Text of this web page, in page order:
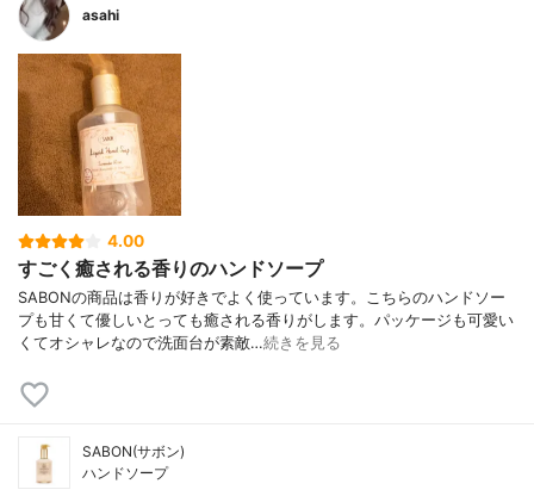
asahi
4.00
すごく癒される香りのハンドソープ
SABONの商品は香りが好きでよく使っています。こちらのハンドソー
プも甘くて優しいとっても癒される香りがします。パッケージも可愛い
くてオシャレなので洗面台が素敵…続きを見る
SABON(サボン)
ハンドソープ